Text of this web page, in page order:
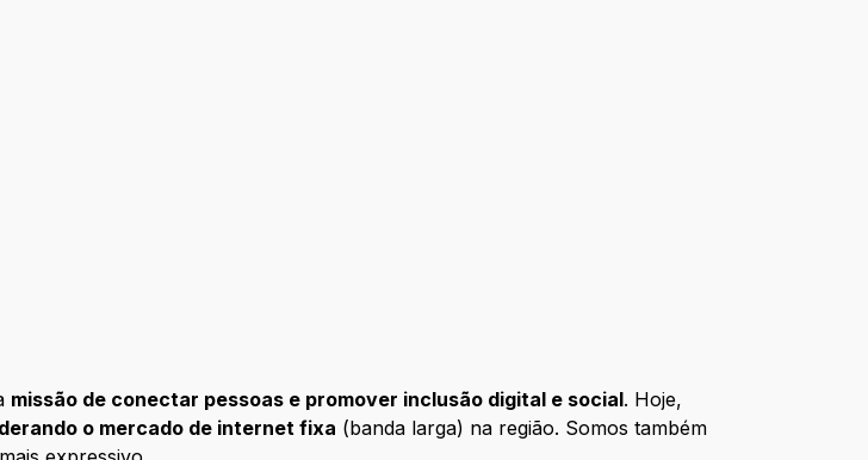
missão de conectar pessoas e promover inclusão digital e social. Hoje,
o mercado de internet fixa (banda larga) na região. Somos também